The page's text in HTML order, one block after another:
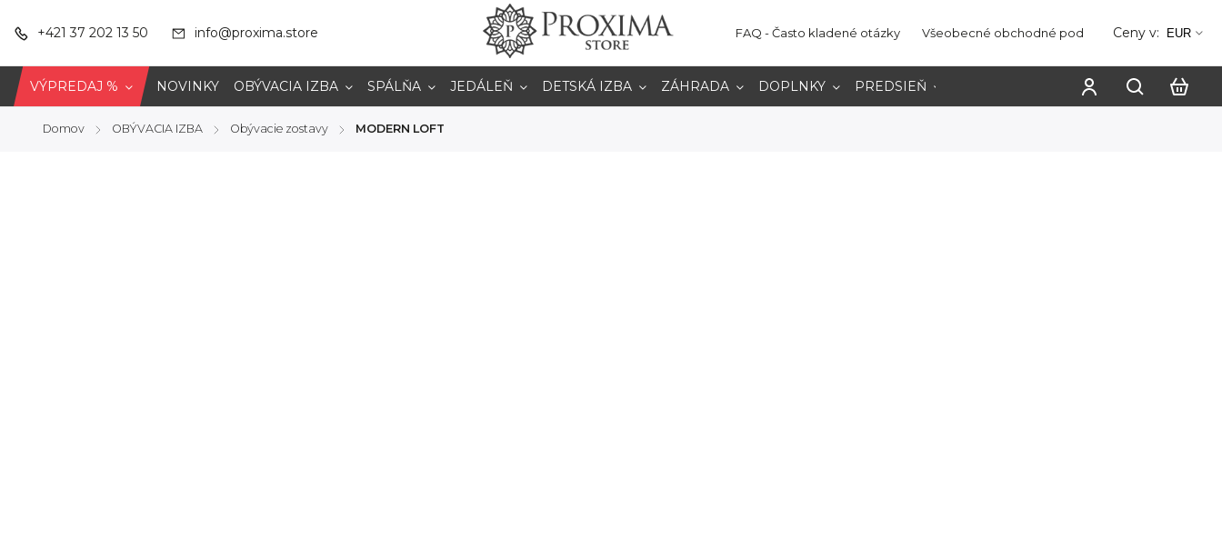
+421 37 202 13 50 info@proxima.store FAQ - Často kladené otázky Všeobecné obchodné podmienky Ochrana
Ceny v: EUR
VÝPREDAJ % NOVINKY OBÝVACIA IZBA SPÁLŇA JEDÁLEŇ DETSKÁ IZBA ZÁHRADA DOPLNKY PREDSIEŇ
Domov / OBÝVACIA IZBA / Obývacie zostavy / MODERN LOFT